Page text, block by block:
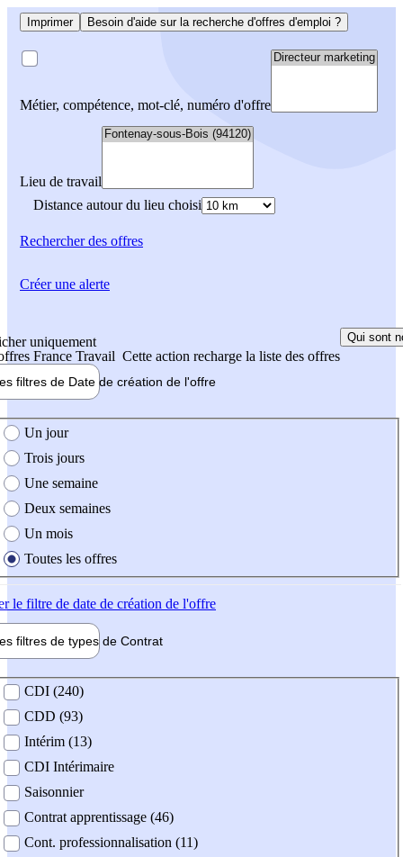
Imprimer Besoin d'aide sur la recherche d'offres d'emploi ?
Métier, compétence, mot-clé, numéro d'offre
Lieu de travail
Distance autour du lieu choisi
Rechercherdes offres
uniquement
France Travail Cette action recharge la liste des offres
Qui sont
filtres de Date de création de l'offre
création de l'offre
Un jour
Trois jours
Une semaine
Deux semaines
Un mois
Toutes les offres
le filtre de date de création de l'offre
filtres de types de Contrat
contrat
CDI (240)
CDD (93)
Intérim (13)
CDI Intérimaire
Saisonnier
Contrat apprentissage (46)
Cont. professionnalisation (11)
Créer une alerte